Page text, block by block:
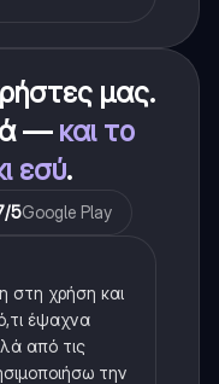
μας.
— και το
εσύ.
/5Google Play
στη χρήση και
έψαχνα
από τις
την